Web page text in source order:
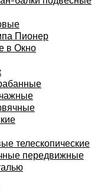
Пионер
в Окно
телескопические
передвижные